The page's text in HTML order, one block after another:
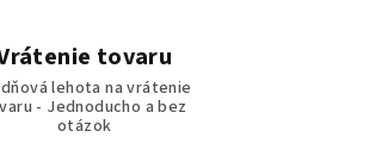
tovaru
lehota na vrátenie
- Jednoducho a bez
otázok